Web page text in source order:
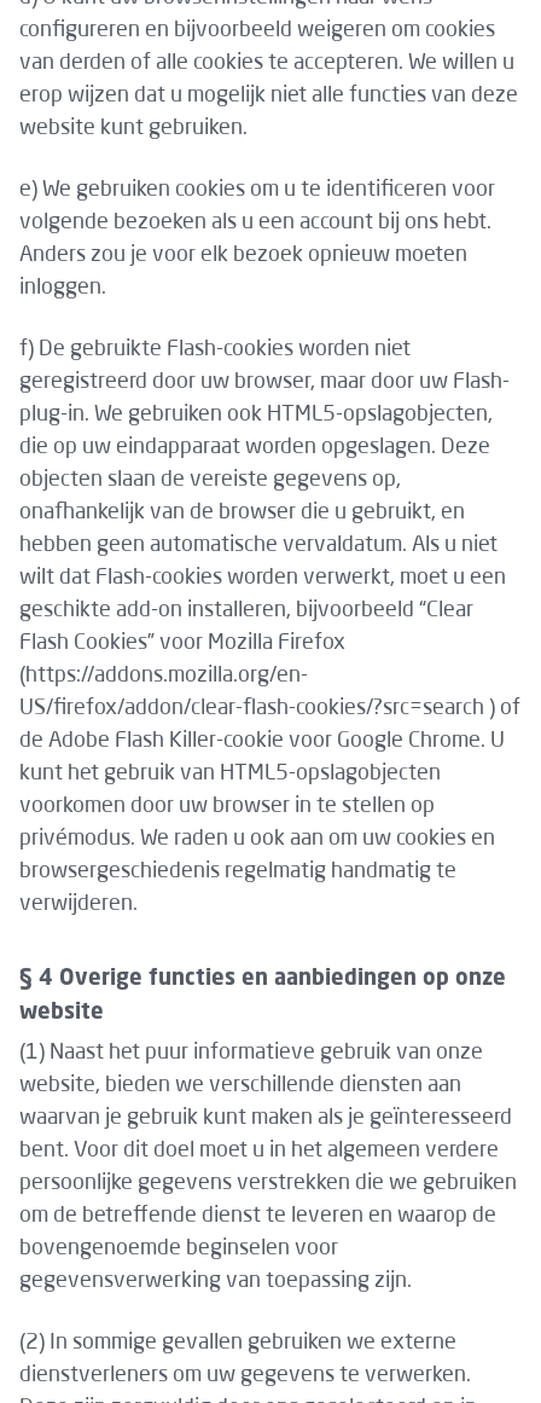
configureren en bijvoorbeeld weigeren om cookies
van derden of alle cookies te accepteren. We willen u
erop wijzen dat u mogelijk niet alle functies van deze
website kunt gebruiken.
e) We gebruiken cookies om u te identificeren voor
volgende bezoeken als u een account bij ons hebt.
Anders zou je voor elk bezoek opnieuw moeten
inloggen.
f) De gebruikte Flash-cookies worden niet
geregistreerd door uw browser, maar door uw Flash-
plug-in. We gebruiken ook HTML5-opslagobjecten,
die op uw eindapparaat worden opgeslagen. Deze
objecten slaan de vereiste gegevens op,
onafhankelijk van de browser die u gebruikt, en
hebben geen automatische vervaldatum. Als u niet
wilt dat Flash-cookies worden verwerkt, moet u een
geschikte add-on installeren, bijvoorbeeld “Clear
Flash Cookies” voor Mozilla Firefox
(https://addons.mozilla.org/en-
US/firefox/addon/clear-flash-cookies/?src=search ) of
de Adobe Flash Killer-cookie voor Google Chrome. U
kunt het gebruik van HTML5-opslagobjecten
voorkomen door uw browser in te stellen op
privémodus. We raden u ook aan om uw cookies en
browsergeschiedenis regelmatig handmatig te
verwijderen.
§ 4 Overige functies en aanbiedingen op onze
website
(1) Naast het puur informatieve gebruik van onze
website, bieden we verschillende diensten aan
waarvan je gebruik kunt maken als je geïnteresseerd
bent. Voor dit doel moet u in het algemeen verdere
persoonlijke gegevens verstrekken die we gebruiken
om de betreffende dienst te leveren en waarop de
bovengenoemde beginselen voor
gegevensverwerking van toepassing zijn.
(2) In sommige gevallen gebruiken we externe
dienstverleners om uw gegevens te verwerken.